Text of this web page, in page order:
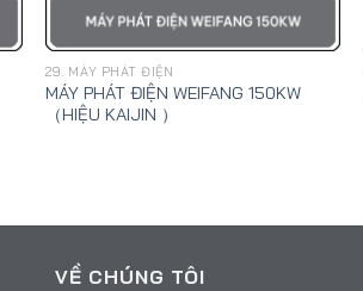
29. MÁY PHÁT ĐIỆN
MÁY PHÁT ĐIỆN WEIFANG 150KW
（HIỆU KAIJIN ）
VỀ CHÚNG TÔI